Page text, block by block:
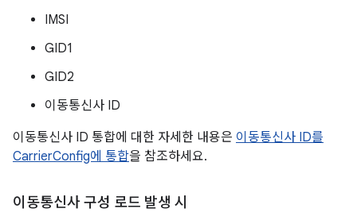
IMSI
GID1
GID2
이동통신사 ID
이동통신사 ID 통합에 대한 자세한 내용은 이동통신사 ID를
CarrierConfig에 통합을 참조하세요.
이동통신사 구성 로드 발생 시